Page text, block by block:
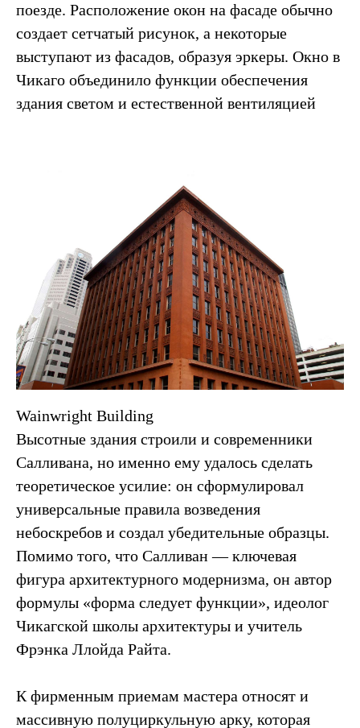
поезде. Расположение окон на фасаде обычно
создает сетчатый рисунок, а некоторые
выступают из фасадов, образуя эркеры. Окно в
Чикаго объединило функции обеспечения
здания светом и естественной вентиляцией
Wainwright Building
Высотные здания строили и современники
Салливана, но именно ему удалось сделать
теоретическое усилие: он сформулировал
универсальные правила возведения
небоскребов и создал убедительные образцы.
Помимо того, что Салливан — ключевая
фигура архитектурного модернизма, он автор
формулы «форма следует функции», идеолог
Чикагской школы архитектуры и учитель
Фрэнка Ллойда Райта.
К фирменным приемам мастера относят и
массивную полуциркульную арку, которая